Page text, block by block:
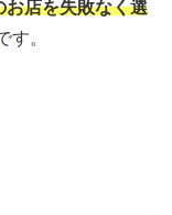
お店を失敗なく選
す。